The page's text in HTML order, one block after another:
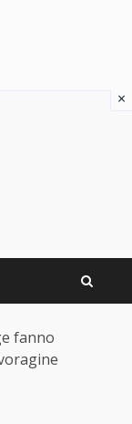
fanno
×